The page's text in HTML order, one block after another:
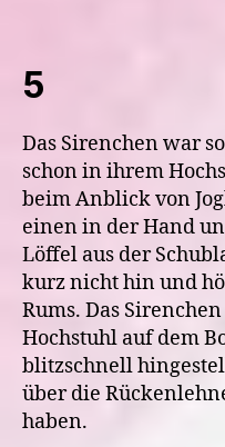
5
Das Sirenchen war
schon in ihrem
beim Anblick von
einen in der Hand
Löffel aus der
kurz nicht hin und
Rums. Das
Hochstuhl auf dem
blitzschnell
über die
haben.